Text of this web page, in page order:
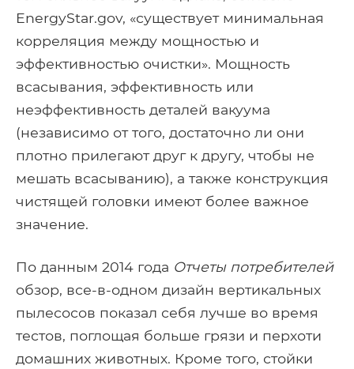
EnergyStar.gov, «существует минимальная
корреляция между мощностью и
эффективностью очистки». Мощность
всасывания, эффективность или
неэффективность деталей вакуума
(независимо от того, достаточно ли они
плотно прилегают друг к другу, чтобы не
мешать всасыванию), а также конструкция
чистящей головки имеют более важное
значение.
По данным 2014 года Отчеты потребителей
обзор, все-в-одном дизайн вертикальных
пылесосов показал себя лучше во время
тестов, поглощая больше грязи и перхоти
домашних животных. Кроме того, стойки